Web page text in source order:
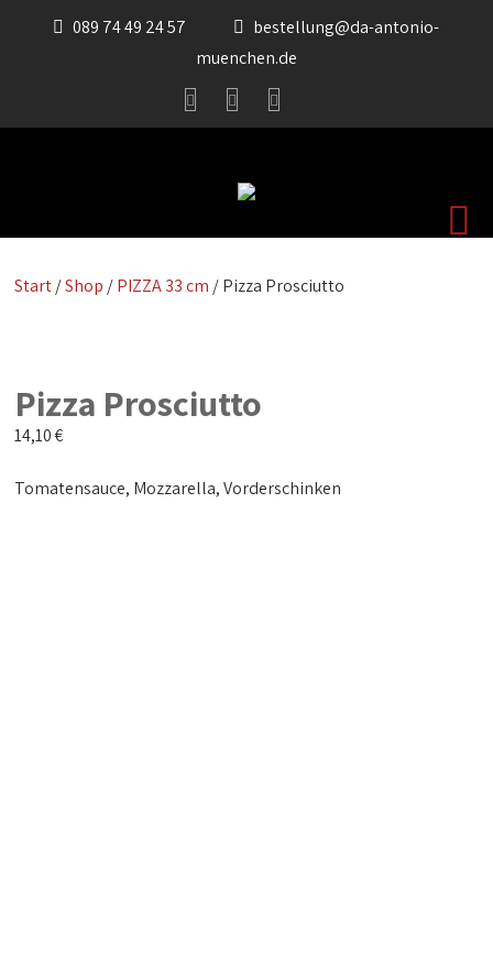
089 74 49 24 57
bestellung@da-antonio-
muenchen.de
Start/Shop /PIZZA 33 cm / Pizza Prosciutto
Pizza Prosciutto
14,10€
Tomatensauce, Mozzarella, Vorderschinken